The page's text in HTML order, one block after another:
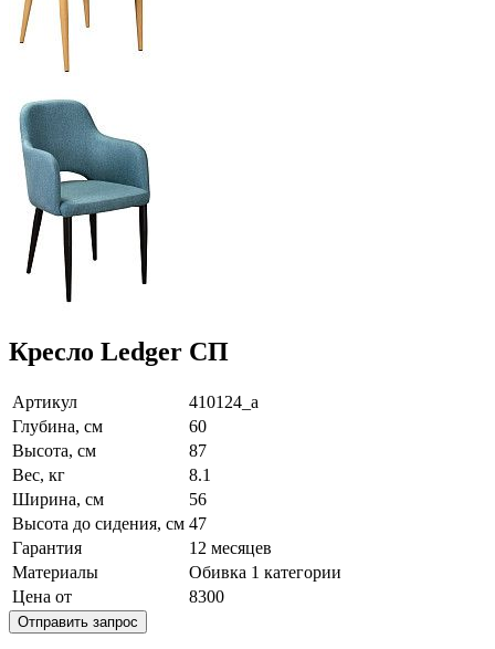
Кресло Ledger СП
Артикул
410124_а
Глубина, см
60
Высота, см
87
Вес, кг
8.1
Ширина, см
56
Высота до сидения, см 47
Гарантия
12 месяцев
Материалы
Обивка 1 категории
Цена от
8300
Отправить запрос